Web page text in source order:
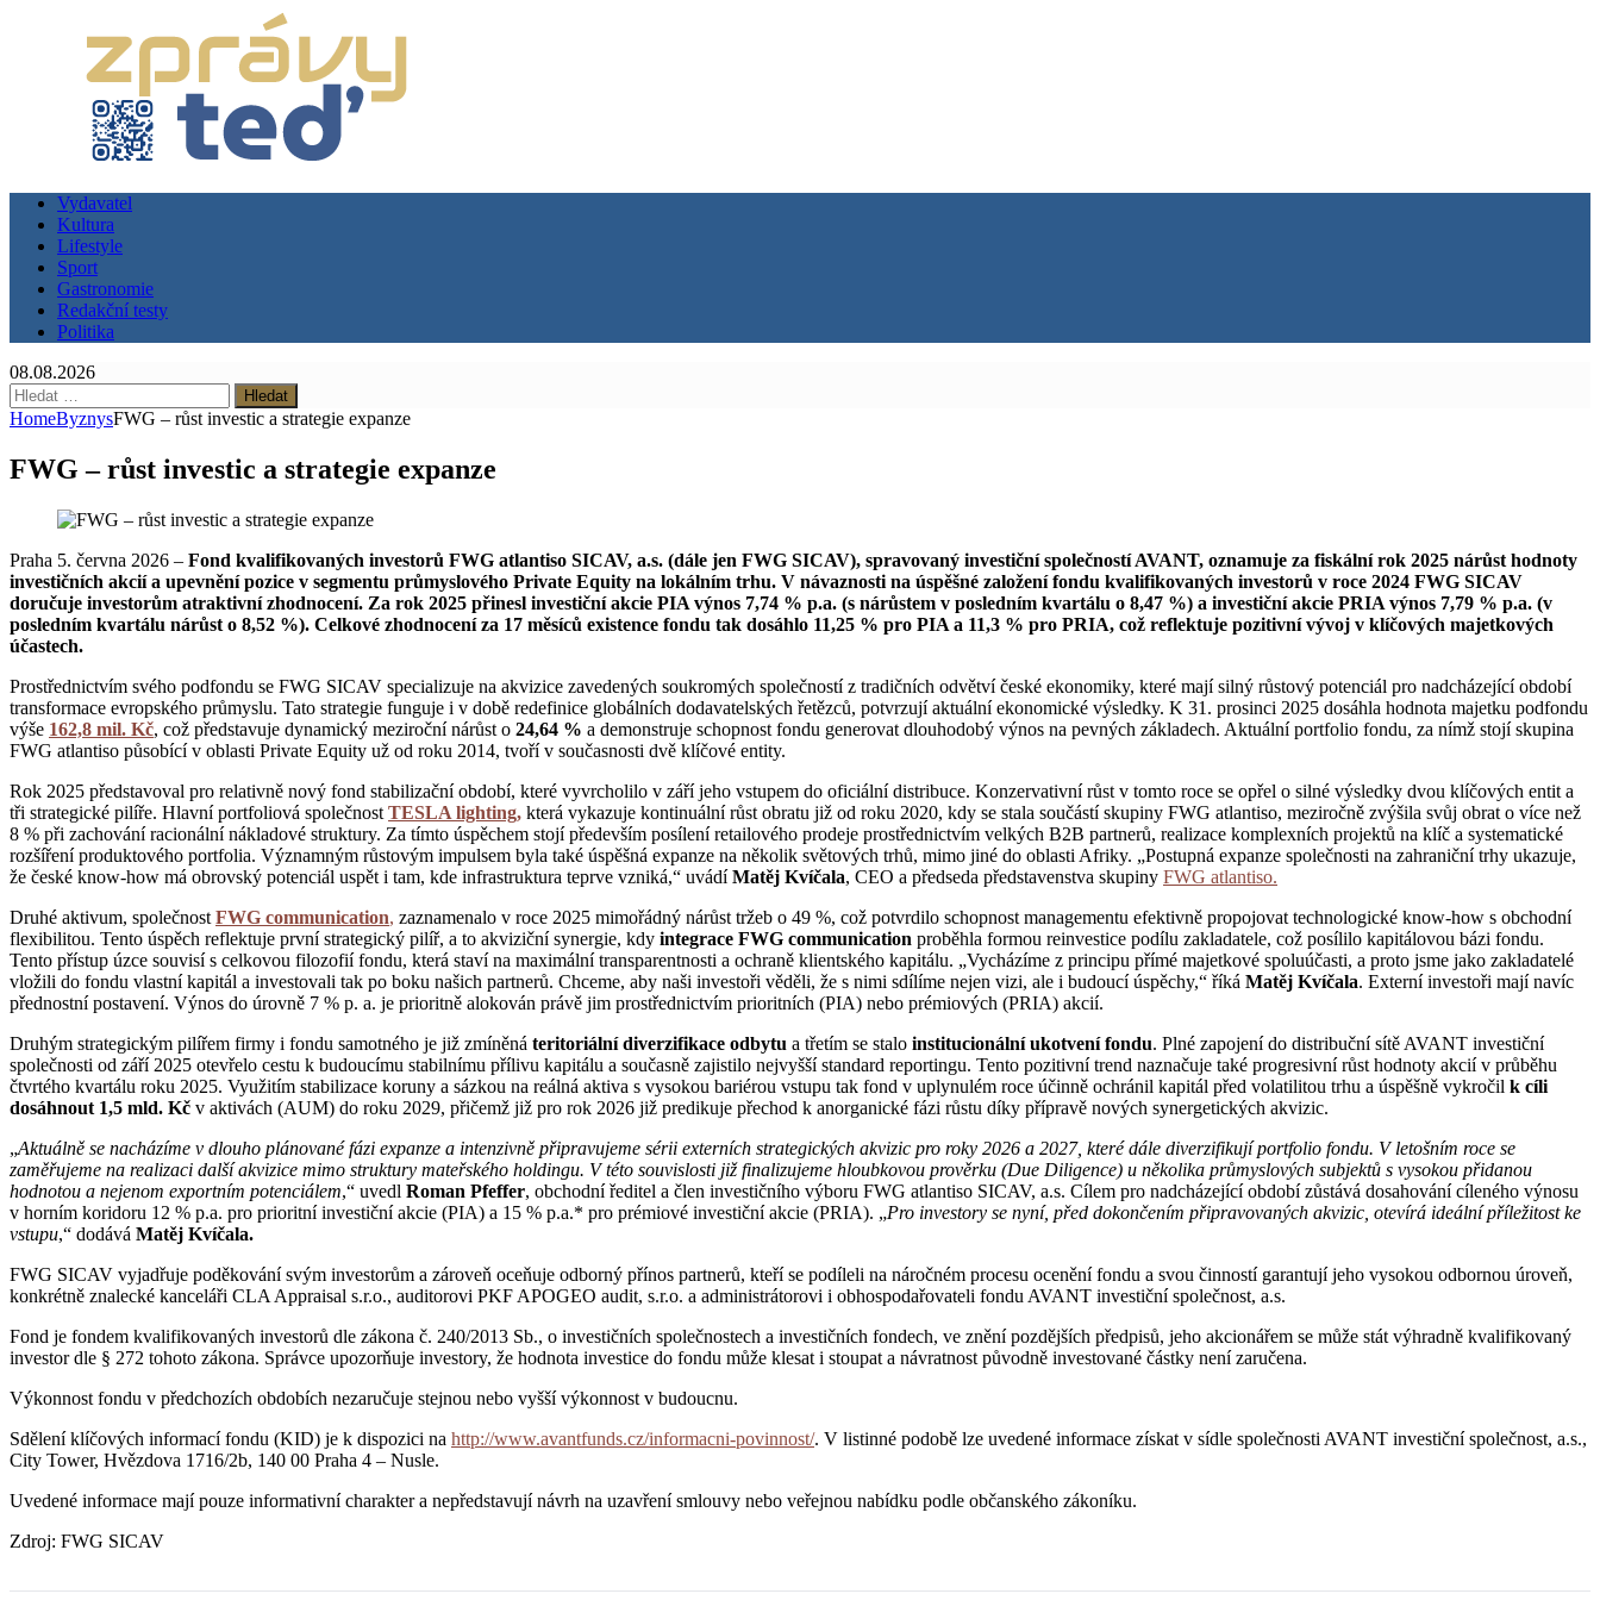
Vydavatel
Kultura
Lifestyle
Sport
Gastronomie
Redakční testy
Politika
08.08.2026
Vyhledávání
HomeByznysFWG – růst investic a strategie expanze
FWG – růst investic a strategie expanze
Praha 5. června 2026 – Fond kvalifikovaných investorů FWG atlantiso SICAV, a.s. (dále jen FWG SICAV), spravovaný investiční společností AVANT, oznamuje za fiskální rok 2025 nárůst hodnoty
investičních akcií a upevnění pozice v segmentu průmyslového Private Equity na lokálním trhu. V návaznosti na úspěšné založení fondu kvalifikovaných investorů v roce 2024 FWG SICAV
doručuje investorům atraktivní zhodnocení. Za rok 2025 přinesl investiční akcie PIA výnos 7,74 % p.a. (s nárůstem v posledním kvartálu o 8,47 %) a investiční akcie PRIA výnos 7,79 % p.a. (v
posledním kvartálu nárůst o 8,52 %). Celkové zhodnocení za 17 měsíců existence fondu tak dosáhlo 11,25 % pro PIA a 11,3 % pro PRIA, což reflektuje pozitivní vývoj v klíčových majetkových
účastech.
Prostřednictvím svého podfondu se FWG SICAV specializuje na akvizice zavedených soukromých společností z tradičních odvětví české ekonomiky, které mají silný růstový potenciál pro nadcházející období
transformace evropského průmyslu. Tato strategie funguje i v době redefinice globálních dodavatelských řetězců, potvrzují aktuální ekonomické výsledky. K 31. prosinci 2025 dosáhla hodnota majetku podfondu
výše 162,8 mil. Kč, což představuje dynamický meziroční nárůst o 24,64 % a demonstruje schopnost fondu generovat dlouhodobý výnos na pevných základech. Aktuální portfolio fondu, za nímž stojí skupina
FWG atlantiso působící v oblasti Private Equity už od roku 2014, tvoří v současnosti dvě klíčové entity.
Rok 2025 představoval pro relativně nový fond stabilizační období, které vyvrcholilo v září jeho vstupem do oficiální distribuce. Konzervativní růst v tomto roce se opřel o silné výsledky dvou klíčových entit a
tři strategické pilíře. Hlavní portfoliová společnost TESLA lighting, která vykazuje kontinuální růst obratu již od roku 2020, kdy se stala součástí skupiny FWG atlantiso, meziročně zvýšila svůj obrat o více než
8 % při zachování racionální nákladové struktury. Za tímto úspěchem stojí především posílení retailového prodeje prostřednictvím velkých B2B partnerů, realizace komplexních projektů na klíč a systematické
rozšíření produktového portfolia. Významným růstovým impulsem byla také úspěšná expanze na několik světových trhů, mimo jiné do oblasti Afriky. „Postupná expanze společnosti na zahraniční trhy ukazuje,
že české know-how má obrovský potenciál uspět i tam, kde infrastruktura teprve vzniká,“ uvádíMatěj Kvíčala, CEO a předseda představenstva skupiny FWG atlantiso.
Druhé aktivum, společnost FWG communication, zaznamenalo v roce 2025 mimořádný nárůst tržeb o 49 %, což potvrdilo schopnost managementu efektivně propojovat technologické know-how s obchodní
flexibilitou. Tento úspěch reflektuje první strategický pilíř, a to akviziční synergie, kdy integrace FWG communication proběhla formou reinvestice podílu zakladatele, což posílilo kapitálovou bázi fondu.
Tento přístup úzce souvisí s celkovou filozofií fondu, která staví na maximální transparentnosti a ochraně klientského kapitálu. „Vycházíme z principu přímé majetkové spoluúčasti, a proto jsme jako zakladatelé
vložili do fondu vlastní kapitál a investovali tak po boku našich partnerů. Chceme, aby naši investoři věděli, že s nimi sdílíme nejen vizi, ale i budoucí úspěchy,“ říká Matěj Kvíčala. Externí investoři mají navíc
přednostní postavení. Výnos do úrovně 7 % p. a. je prioritně alokován právě jim prostřednictvím prioritních (PIA) nebo prémiových (PRIA) akcií.
Druhým strategickým pilířem firmy i fondu samotného je již zmíněná teritoriální diverzifikace odbytu a třetím se stalo institucionální ukotvení fondu. Plné zapojení do distribuční sítě AVANT investiční
společnosti od září 2025 otevřelo cestu k budoucímu stabilnímu přílivu kapitálu a současně zajistilo nejvyšší standard reportingu. Tento pozitivní trend naznačuje také progresivní růst hodnoty akcií v průběhu
čtvrtého kvartálu roku 2025. Využitím stabilizace koruny a sázkou na reálná aktiva s vysokou bariérou vstupu tak fond v uplynulém roce účinně ochránil kapitál před volatilitou trhu a úspěšně vykročil k cíli
dosáhnout 1,5 mld. Kč v aktivách (AUM) do roku 2029, přičemž již pro rok 2026 již predikuje přechod k anorganické fázi růstu díky přípravě nových synergetických akvizic.
„Aktuálně se nacházíme v dlouho plánované fázi expanze a intenzivně připravujeme sérii externích strategických akvizic pro roky 2026 a 2027, které dále diverzifikují portfolio fondu. V letošním roce se
zaměřujeme na realizaci další akvizice mimo struktury mateřského holdingu. V této souvislosti již finalizujeme hloubkovou prověrku (Due Diligence) u několika průmyslových subjektů s vysokou přidanou
hodnotou a nejenom exportním potenciálem,“ uvedl Roman Pfeffer, obchodní ředitel a člen investičního výboru FWG atlantiso SICAV, a.s. Cílem pro nadcházející období zůstává dosahování cíleného výnosu
v horním koridoru 12 % p.a. pro prioritní investiční akcie (PIA) a 15 % p.a.* pro prémiové investiční akcie (PRIA). „Pro investory se nyní, před dokončením připravovaných akvizic, otevírá ideální příležitost ke
vstupu,“ dodává Matěj Kvíčala.
FWG SICAV vyjadřuje poděkování svým investorům a zároveň oceňuje odborný přínos partnerů, kteří se podíleli na náročném procesu ocenění fondu a svou činností garantují jeho vysokou odbornou úroveň,
konkrétně znalecké kanceláři CLA Appraisal s.r.o., auditorovi PKF APOGEO audit, s.r.o. a administrátorovi i obhospodařovateli fondu AVANT investiční společnost, a.s.
Fond je fondem kvalifikovaných investorů dle zákona č. 240/2013 Sb., o investičních společnostech a investičních fondech, ve znění pozdějších předpisů, jeho akcionářem se může stát výhradně kvalifikovaný
investor dle § 272 tohoto zákona. Správce upozorňuje investory, že hodnota investice do fondu může klesat i stoupat a návratnost původně investované částky není zaručena.
Výkonnost fondu v předchozích obdobích nezaručuje stejnou nebo vyšší výkonnost v budoucnu.
Sdělení klíčových informací fondu (KID) je k dispozici na http://www.avantfunds.cz/informacni-povinnost/. V listinné podobě lze uvedené informace získat v sídle společnosti AVANT investiční společnost, a.s.,
City Tower, Hvězdova 1716/2b, 140 00 Praha 4 – Nusle.
Uvedené informace mají pouze informativní charakter a nepředstavují návrh na uzavření smlouvy nebo veřejnou nabídku podle občanského zákoníku.
Zdroj: FWG SICAV